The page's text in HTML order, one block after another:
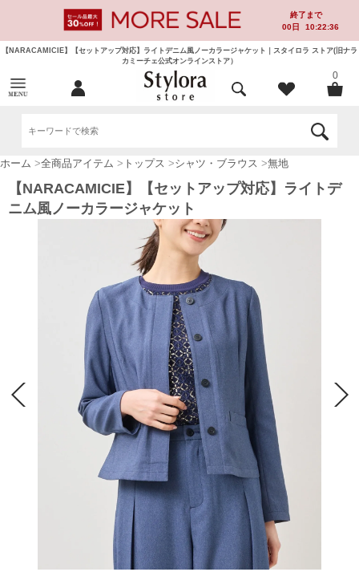
終了まで
00日 10:22:36
【NARACAMICIE】【セットアップ対応】ライトデニム風ノーカラージャケット｜スタイロラ ストア(旧ナラ
カミーチェ公式オンラインストア）
0
ホーム >全商品アイテム > トップス >シャツ・ブラウス >無地
【NARACAMICIE】【セットアップ対応】ライトデ
ニム風ノーカラージャケット